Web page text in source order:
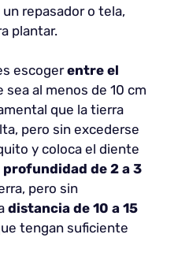
repasador o tela,
plantar.
escogerentre el
sea al menos de 10 cm
que la tierra
pero sin excederse
y coloca el diente
profundidad de 2 a 3
pero sin
distancia de 10 a 15
tengan suficiente